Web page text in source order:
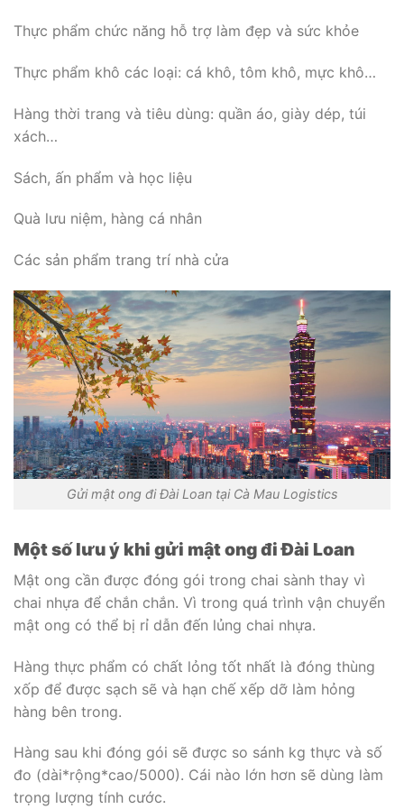
Thực phẩm chức năng hỗ trợ làm đẹp và sức khỏe
Thực phẩm khô các loại: cá khô, tôm khô, mực khô…
Hàng thời trang và tiêu dùng: quần áo, giày dép, túi
xách…
Sách, ấn phẩm và học liệu
Quà lưu niệm, hàng cá nhân
Các sản phẩm trang trí nhà cửa
Gửi mật ong đi Đài Loan tại Cà Mau Logistics
Một số lưu ý khi gửi mật ong đi Đài Loan
Mật ong cần được đóng gói trong chai sành thay vì
chai nhựa để chắn chắn. Vì trong quá trình vận chuyển
mật ong có thể bị rỉ dẫn đến lủng chai nhựa.
Hàng thực phẩm có chất lỏng tốt nhất là đóng thùng
xốp để được sạch sẽ và hạn chế xếp dỡ làm hỏng
hàng bên trong.
Hàng sau khi đóng gói sẽ được so sánh kg thực và số
đo (dài*rộng*cao/5000). Cái nào lớn hơn sẽ dùng làm
trọng lượng tính cước.